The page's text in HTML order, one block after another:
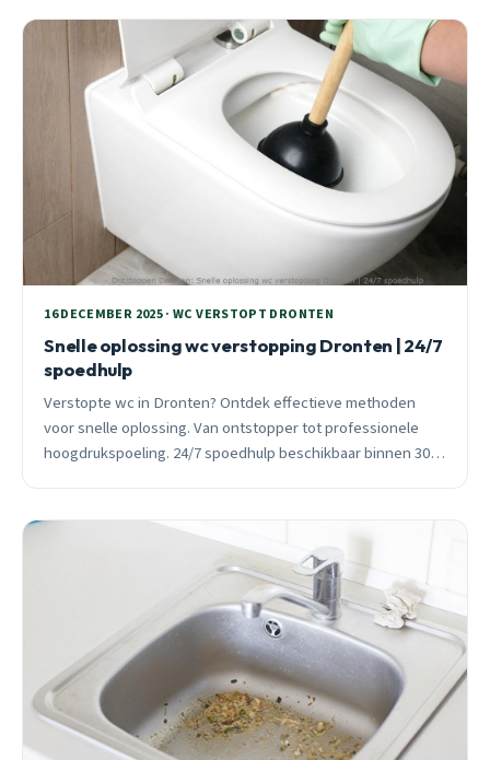
16 DECEMBER 2025 · WC VERSTOPT DRONTEN
Snelle oplossing wc verstopping Dronten | 24/7
spoedhulp
Verstopte wc in Dronten? Ontdek effectieve methoden
voor snelle oplossing. Van ontstopper tot professionele
hoogdrukspoeling. 24/7 spoedhulp beschikbaar binnen 30